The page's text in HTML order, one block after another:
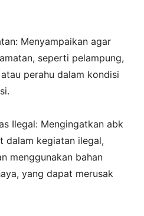
Menyampaikan agar
seperti pelampung,
perahu dalam kondisi
Ilegal: Mengingatkan abk
dalam kegiatan ilegal,
menggunakan bahan
yang dapat merusak